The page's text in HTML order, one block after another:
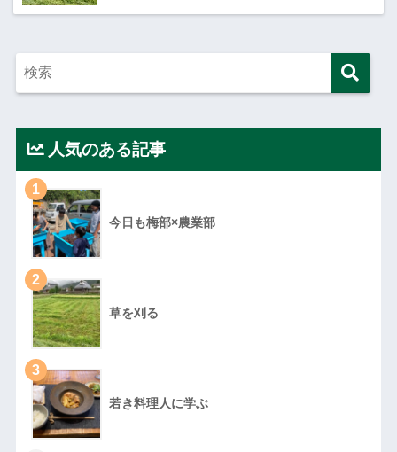
人気のある記事
1
今日も梅部×農業部
2
草を刈る
3
若き料理人に学ぶ